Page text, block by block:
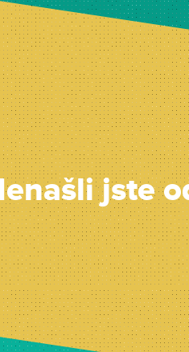
jste